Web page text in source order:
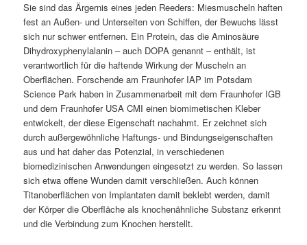
Sie sind das Ärgernis eines jeden Reeders: Miesmuscheln haften
fest an Außen- und Unterseiten von Schiffen, der Bewuchs lässt
sich nur schwer entfernen. Ein Protein, das die Aminosäure
Dihydroxyphenylalanin – auch DOPA genannt – enthält, ist
verantwortlich für die haftende Wirkung der Muscheln an
Oberflächen. Forschende am Fraunhofer IAP im Potsdam
Science Park haben in Zusammenarbeit mit dem Fraunhofer IGB
und dem Fraunhofer USA CMI einen biomimetischen Kleber
entwickelt, der diese Eigenschaft nachahmt. Er zeichnet sich
durch außergewöhnliche Haftungs- und Bindungseigenschaften
aus und hat daher das Potenzial, in verschiedenen
biomedizinischen Anwendungen eingesetzt zu werden. So lassen
sich etwa offene Wunden damit verschließen. Auch können
Titanoberflächen von Implantaten damit beklebt werden, damit
der Körper die Oberfläche als knochenähnliche Substanz erkennt
und die Verbindung zum Knochen herstellt.